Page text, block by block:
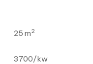
25 m2
3700/kw